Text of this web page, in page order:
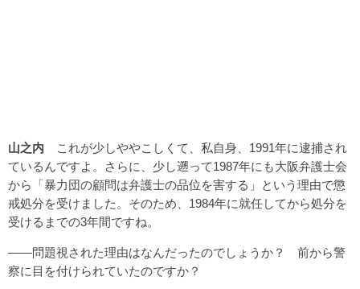
山之内 これが少しややこしくて、私自身、1991年に逮捕され
ているんですよ。さらに、少し遡って1987年にも大阪弁護士会
から「暴力団の顧問は弁護士の品位を害する」という理由で懲
戒処分を受けました。そのため、1984年に就任してから処分を
受けるまでの3年間ですね。
――問題視された理由はなんだったのでしょうか？ 前から警
察に目を付けられていたのですか？